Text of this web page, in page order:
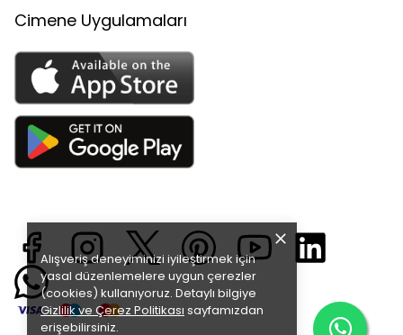
Alışveriş deneyiminizi iyileştirmek için
yasal düzenlemelere uygun çerezler
(cookies) kullanıyoruz. Detaylı bilgiye
Gizlilik ve Çerez Politikası sayfamızdan
erişebilirsiniz.
Cimene Uygulamaları